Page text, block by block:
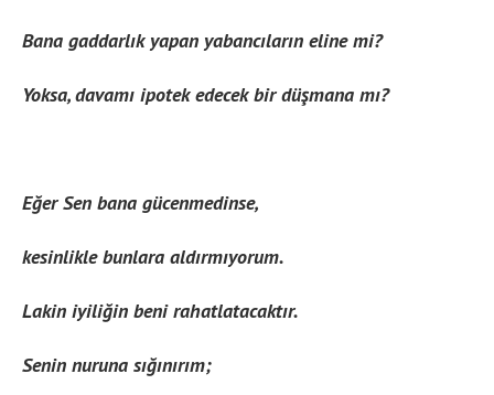
Bana gaddarlık yapan yabancıların eline mi?
Yoksa, davamı ipotek edecek bir düşmana mı?
Eğer Sen bana gücenmedinse,
kesinlikle bunlara aldırmıyorum.
Lakin iyiliğin beni rahatlatacaktır.
Senin nuruna sığınırım;